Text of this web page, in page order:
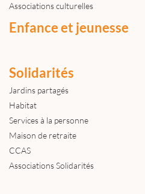
Associations culturelles
Enfance et jeunesse
Solidarités
Jardins partagés
Habitat
Services à la personne
Maison de retraite
CCAS
Associations Solidarités